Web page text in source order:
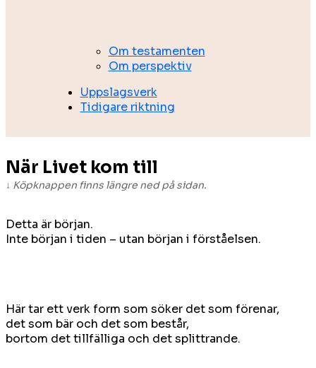
Om testamenten
Om perspektiv
Uppslagsverk
Tidigare riktning
När Livet kom till
↓ Köpknappen finns längre ned på sidan.
Detta är början.
Inte början i tiden – utan början i förståelsen.
Här tar ett verk form som söker det som förenar,
det som bär och det som består,
bortom det tillfälliga och det splittrande.